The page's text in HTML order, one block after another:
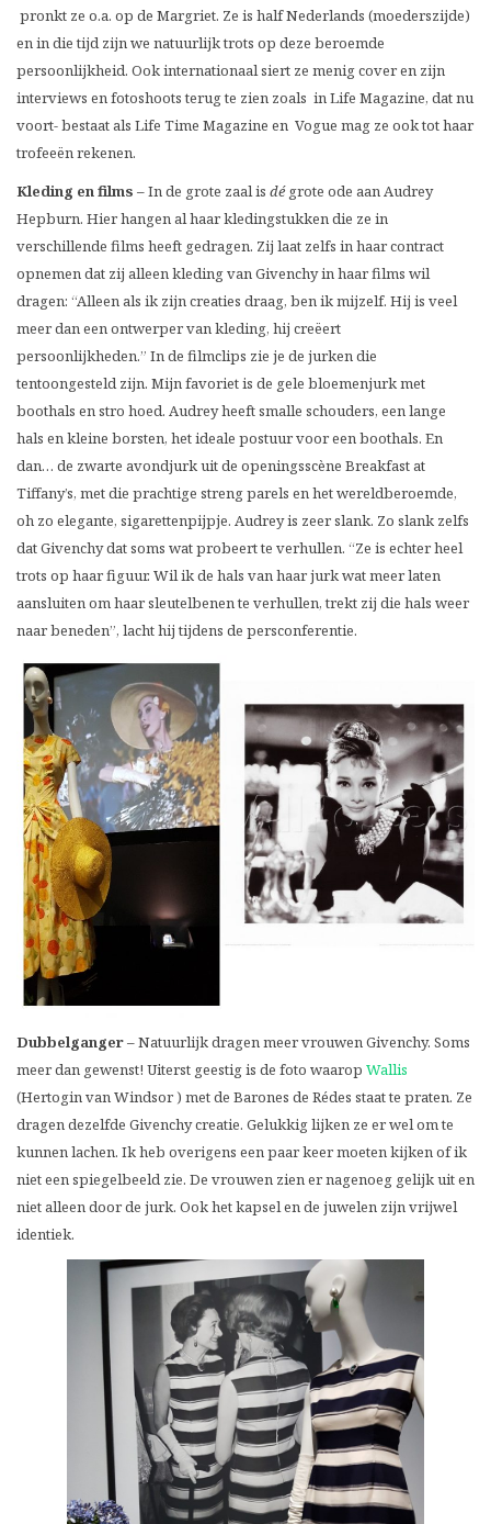
pronkt ze o.a. op de Margriet. Ze is half Nederlands (moederszijde)
en in die tijd zijn we natuurlijk trots op deze beroemde
persoonlijkheid. Ook internationaal siert ze menig cover en zijn
interviews en fotoshoots terug te zien zoals in Life Magazine, dat nu
voort- bestaat als Life Time Magazine en Vogue mag ze ook tot haar
trofeeën rekenen.
Kleding en films –In de grote zaal is dégrote ode aan Audrey
Hepburn. Hier hangen al haar kledingstukken die ze in
verschillende films heeft gedragen. Zij laat zelfs in haar contract
opnemen dat zij alleen kleding van Givenchy in haar films wil
dragen: “Alleen als ik zijn creaties draag, ben ik mijzelf. Hij is veel
meer dan een ontwerper van kleding, hij creëert
persoonlijkheden.” In de filmclips zie je de jurken die
tentoongesteld zijn. Mijn favoriet is de gele bloemenjurk met
boothals en stro hoed. Audrey heeft smalle schouders, een lange
hals en kleine borsten, het ideale postuur voor een boothals. En
dan… de zwarte avondjurk uit de openingsscène Breakfast at
Tiffany’s, met die prachtige streng parels en het wereldberoemde,
oh zo elegante, sigarettenpijpje. Audrey is zeer slank. Zo slank zelfs
dat Givenchy dat soms wat probeert te verhullen. “Ze is echter heel
trots op haar figuur. Wil ik de hals van haar jurk wat meer laten
aansluiten om haar sleutelbenen te verhullen, trekt zij die hals weer
naar beneden”, lacht hij tijdens de persconferentie.
Dubbelganger –Natuurlijk dragen meer vrouwen Givenchy. Soms
meer dan gewenst! Uiterst geestig is de foto waarop Wallis
(Hertogin van Windsor ) met de Barones de Rédes staat te praten. Ze
dragen dezelfde Givenchy creatie. Gelukkig lijken ze er wel om te
kunnen lachen. Ik heb overigens een paar keer moeten kijken of ik
niet een spiegelbeeld zie. De vrouwen zien er nagenoeg gelijk uit en
niet alleen door de jurk. Ook het kapsel en de juwelen zijn vrijwel
identiek.